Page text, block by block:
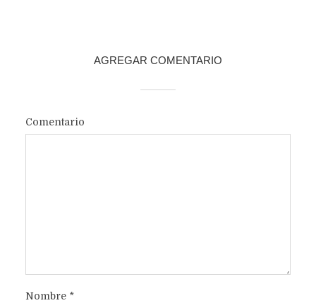
AGREGAR COMENTARIO
Comentario
Nombre *